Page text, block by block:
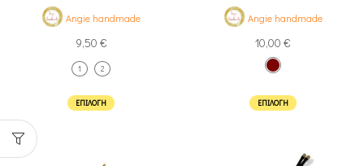
Angie handmade
9,50 €
1 2
ΕΠΙΛΟΓΉ
Angie handmade
10,00 €
ΕΠΙΛΟΓΉ